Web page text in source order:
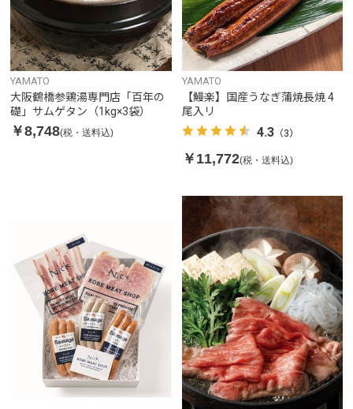
YAMATO
大阪鶴橋参鶏湯専門店「百年の
礎」サムゲタン（1kg×3袋）
￥8,748(税・送料込)
YAMATO
【鰻楽】国産うなぎ蒲焼長焼 4
尾入リ
4.3（3）
￥11,772(税・送料込)